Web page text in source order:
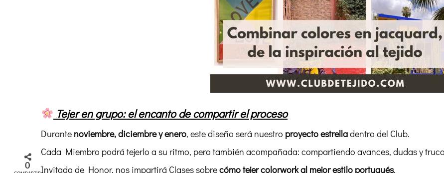
Tejer en grupo: el encanto de compartir el proceso
Durante noviembre, diciembre y enero, este diseño será nuestro proyecto estrelladentro del Club.
Cada Miembro podrá tejerlo a su ritmo, pero también acompañada: compartiendo avances, dudas y
Invitada de Honor, nos impartirá Clases sobrecómo tejer colorwork al mejor estilo portugués.
0